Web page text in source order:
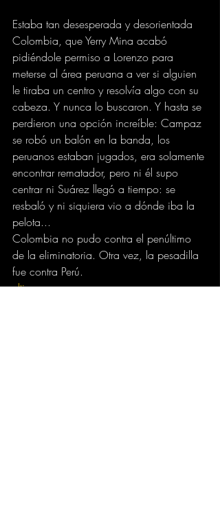
Estaba tan desesperada y desorientada
Colombia, que Yerry Mina acabó
pidiéndole permiso a Lorenzo para
meterse al área peruana a ver si alguien
le tiraba un centro y resolvía algo con su
cabeza. Y nunca lo buscaron. Y hasta se
perdieron una opción increíble: Campaz
se robó un balón en la banda, los
peruanos estaban jugados, era solamente
encontrar rematador, pero ni él supo
centrar ni Suárez llegó a tiempo: se
resbaló y ni siquiera vio a dónde iba la
pelota...
Colombia no pudo contra el penúltimo
de la eliminatoria. Otra vez, la pesadilla
fue contra Perú.
eltiempo.com